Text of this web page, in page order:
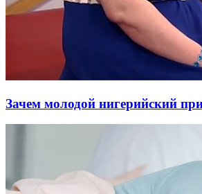
Зачем молодой нигерийский